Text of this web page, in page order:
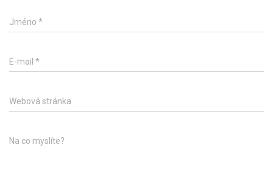
Jméno *
E-mail *
Webová stránka
Na co myslíte?